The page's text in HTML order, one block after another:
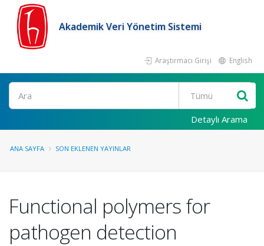
Akademik Veri Yönetim Sistemi
Araştırmacı Girişi English
Ara
Detaylı Arama
ANA SAYFA SON EKLENEN YAYINLAR
Functional polymers for
pathogen detection